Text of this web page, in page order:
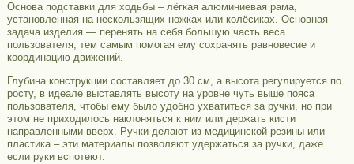
Основа подставки для ходьбы – лёгкая алюминиевая рама,
установленная на нескользящих ножках или колёсиках. Основная
задача изделия — перенять на себя большую часть веса
пользователя, тем самым помогая ему сохранять равновесие и
координацию движений.
Глубина конструкции составляет до 30 см, а высота регулируется по
росту, в идеале выставлять высоту на уровне чуть выше пояса
пользователя, чтобы ему было удобно ухватиться за ручки, но при
этом не приходилось наклоняться к ним или держать кисти
направленными вверх. Ручки делают из медицинской резины или
пластика – эти материалы позволяют удержаться за ручки, даже
если руки вспотеют.